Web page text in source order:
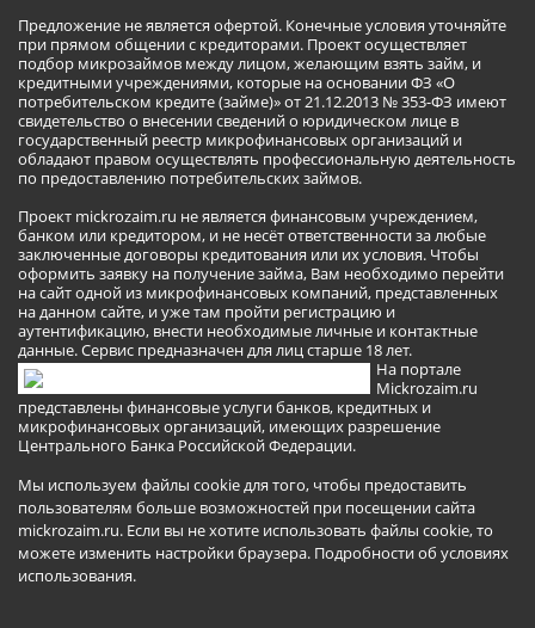
Предложение не является офертой. Конечные условия уточняйте
при прямом общении с кредиторами. Проект осуществляет
подбор микрозаймов между лицом, желающим взять займ, и
кредитными учреждениями, которые на основании ФЗ «О
потребительском кредите (займе)» от 21.12.2013 № 353-ФЗ имеют
свидетельство о внесении сведений о юридическом лице в
государственный реестр микрофинансовых организаций и
обладают правом осуществлять профессиональную деятельность
по предоставлению потребительских займов.
Проект mickrozaim.ru не является финансовым учреждением,
банком или кредитором, и не несёт ответственности за любые
заключенные договоры кредитования или их условия. Чтобы
оформить заявку на получение займа, Вам необходимо перейти
на сайт одной из микрофинансовых компаний, представленных
на данном сайте, и уже там пройти регистрацию и
аутентификацию, внести необходимые личные и контактные
данные. Сервис предназначен для лиц старше 18 лет.
На портале
Mickrozaim.ru
представлены финансовые услуги банков, кредитных и
микрофинансовых организаций, имеющих разрешение
Центрального Банка Российской Федерации.
Мы используем файлы cookie для того, чтобы предоставить
пользователям больше возможностей при посещении сайта
mickrozaim.ru. Если вы не хотите использовать файлы cookie, то
можете изменить настройки браузера. Подробности об условиях
использования.